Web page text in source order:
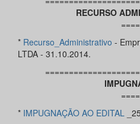
RECURSO
* Recurso_Administrativo -
LTDA - 31.10.2014.
* IMPUGNAÇÃO AO EDITAL